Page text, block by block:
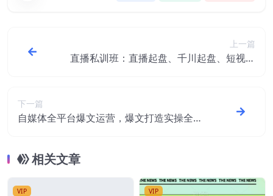
上一篇
直播私训班：直播起盘、千川起盘、短视频
下一篇
自媒体全平台爆文运营，爆文打造实操全过
相关文章
VIP VIP